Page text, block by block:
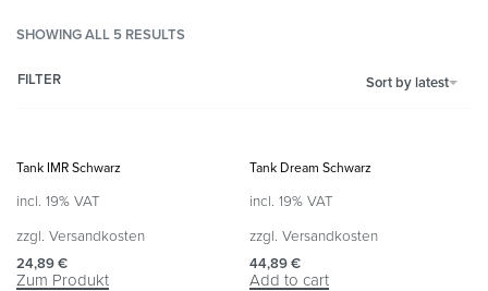
SHOWING ALL 5 RESULTS
Sort by latest
FILTER
Tank IMR Schwarz
incl. 19% VAT
zzgl. Versandkosten
24,89€
Zum Produkt
Tank Dream Schwarz
incl. 19% VAT
zzgl. Versandkosten
44,89€
Add to cart